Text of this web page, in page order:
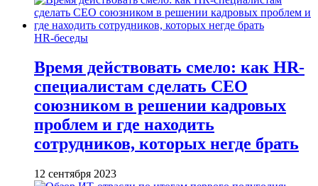
HR-беседы
Время действовать смело: как HR-
специалистам сделать CEO
союзником в решении кадровых
проблем и где находить
сотрудников, которых негде брать
12 сентября 2023